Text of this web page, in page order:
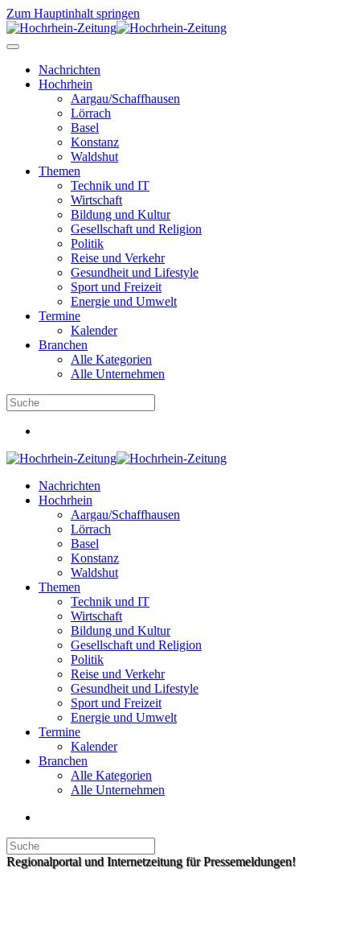
Zum Hauptinhalt springen
Nachrichten
Hochrhein
Aargau/Schaffhausen
Lörrach
Basel
Konstanz
Waldshut
Themen
Technik und IT
Wirtschaft
Bildung und Kultur
Gesellschaft und Religion
Politik
Reise und Verkehr
Gesundheit und Lifestyle
Sport und Freizeit
Energie und Umwelt
Termine
Kalender
Branchen
Alle Kategorien
Alle Unternehmen
Nachrichten
Hochrhein
Aargau/Schaffhausen
Lörrach
Basel
Konstanz
Waldshut
Themen
Technik und IT
Wirtschaft
Bildung und Kultur
Gesellschaft und Religion
Politik
Reise und Verkehr
Gesundheit und Lifestyle
Sport und Freizeit
Energie und Umwelt
Termine
Kalender
Branchen
Alle Kategorien
Alle Unternehmen
Regionalportal und Internetzeitung für Pressemeldungen!